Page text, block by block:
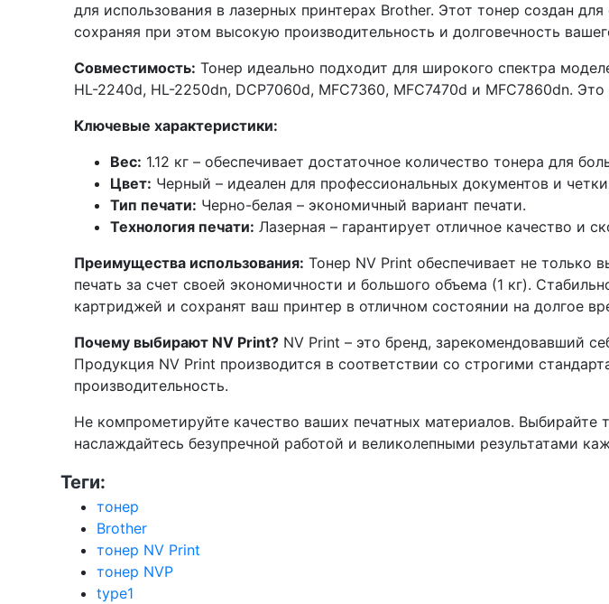
для использования в лазерных принтерах Brother. Этот тонер создан
сохраняя при этом высокую производительность и долговечность
Совместимость: Тонер идеально подходит для широкого спектра
HL-2240d, HL-2250dn, DCP7060d, MFC7360, MFC7470d и MFC7860dn.
Ключевые характеристики:
Вес: 1.12 кг – обеспечивает достаточное количество тонера для
Цвет: Черный – идеален для профессиональных документов и
Тип печати: Черно-белая – экономичный вариант печати.
Технология печати: Лазерная – гарантирует отличное качество и
Преимущества использования: Тонер NV Print обеспечивает не только
печать за счет своей экономичности и большого объема (1 кг).
картриджей и сохранят ваш принтер в отличном состоянии на долгое
Почему выбирают NV Print? NV Print – это бренд, зарекомендовавший
Продукция NV Print производится в соответствии со строгими
производительность.
Не компрометируйте качество ваших печатных материалов. Выбирайте
наслаждайтесь безупречной работой и великолепными результатами
Теги:
тонер
Brother
тонер NV Print
тонер NVP
type1